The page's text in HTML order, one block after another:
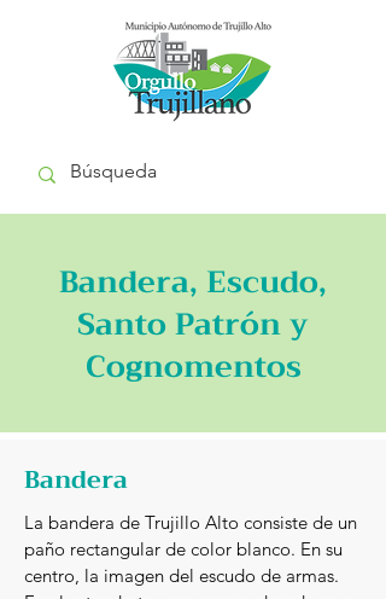
Bandera, Escudo,
Santo Patrón y
Cognomentos
Bandera
La bandera de Trujillo Alto consiste de un
paño rectangular de color blanco. En su
centro, la imagen del escudo de armas.